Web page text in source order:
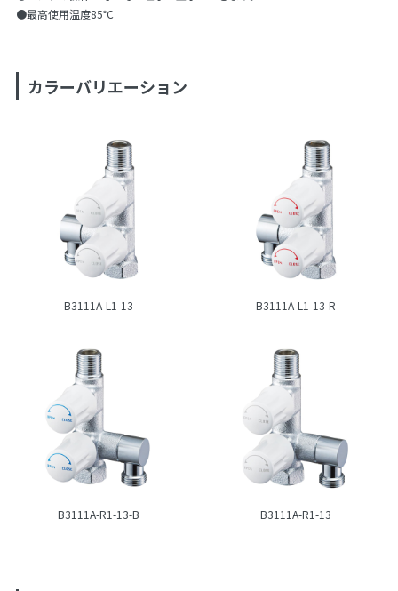
●最高使用温度85℃
カラーバリエーション
B3111A-L1-13 B3111A-L1-13-R
B3111A-R1-13-B B3111A-R1-13